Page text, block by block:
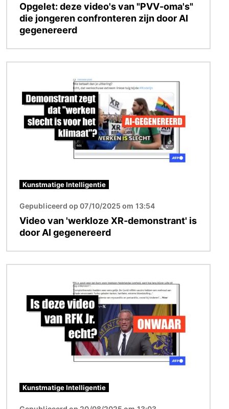
Opgelet: deze video's van "PVV-oma's"
die jongeren confronteren zijn door AI
gegenereerd
Kunstmatige Intelligentie
Gepubliceerd op 07/10/2025 om 13:54
Video van 'werkloze XR-demonstrant' is
door AI gegenereerd
Kunstmatige Intelligentie